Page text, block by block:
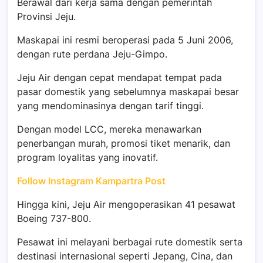
Provinsi Jeju.
Maskapai ini resmi beroperasi pada 5 Juni 2006,
dengan rute perdana Jeju-Gimpo.
Jeju Air dengan cepat mendapat tempat pada
pasar domestik yang sebelumnya maskapai besar
yang mendominasinya dengan tarif tinggi.
Dengan model LCC, mereka menawarkan
penerbangan murah, promosi tiket menarik, dan
program loyalitas yang inovatif.
Follow Instagram Kampartra Post
Hingga kini, Jeju Air mengoperasikan 41 pesawat
Boeing 737-800.
Pesawat ini melayani berbagai rute domestik serta
destinasi internasional seperti Jepang, Cina, dan